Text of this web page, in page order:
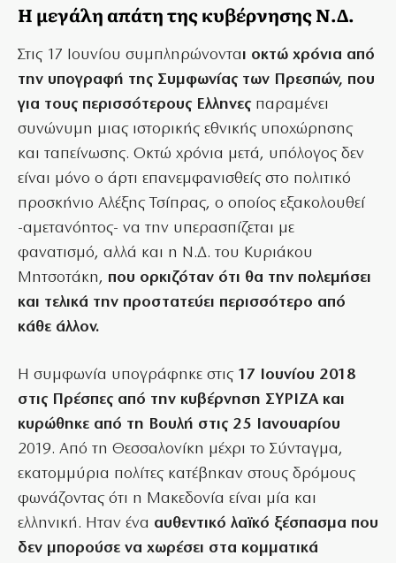
Η μεγάλη απάτη της κυβέρνησης Ν.Δ.
Στις 17 Ιουνίου συμπληρώνονται οκτώ χρόνια από
την υπογραφή της Συμφωνίας των Πρεσπών, που
για τους περισσότερους Ελληνες παραμένει
συνώνυμη μιας ιστορικής εθνικής υποχώρησης
και ταπείνωσης. Οκτώ χρόνια μετά, υπόλογος δεν
είναι μόνο ο άρτι επανεμφανισθείς στο πολιτικό
προσκήνιο Αλέξης Τσίπρας, ο οποίος εξακολουθεί
-αμετανόητος- να την υπερασπίζεται με
φανατισμό, αλλά και η Ν.Δ. του Κυριάκου
Μητσοτάκη, που ορκιζόταν ότι θα την πολεμήσει
και τελικά την προστατεύει περισσότερο από
κάθε άλλον.
Η συμφωνία υπογράφηκε στις17 Ιουνίου 2018
στις Πρέσπες από την κυβέρνηση ΣΥΡΙΖΑ και
κυρώθηκε από τη Βουλή στις 25 Ιανουαρίου
2019. Από τη Θεσσαλονίκη μέχρι το Σύνταγμα,
εκατομμύρια πολίτες κατέβηκαν στους δρόμους
φωνάζοντας ότι η Μακεδονία είναι μία και
ελληνική. Ηταν ένα αυθεντικό λαϊκό ξέσπασμα που
δεν μπορούσε να χωρέσει στα κομματικά